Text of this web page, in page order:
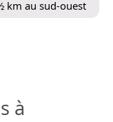
km au sud-ouest
à